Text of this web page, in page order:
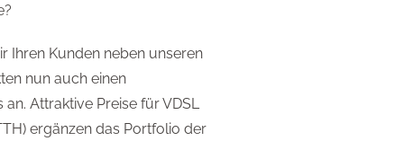
Ihren Kunden neben unseren
nun auch einen
Attraktive Preise für VDSL
ergänzen das Portfolio der